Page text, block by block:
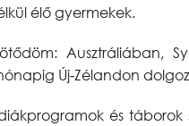
élő gyermekek.
Ausztráliában,
Új‐Zélandon
és táborok